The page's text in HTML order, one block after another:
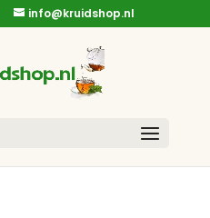
info@kruidshop.nl